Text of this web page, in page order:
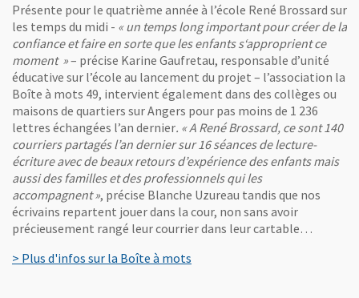
Présente pour le quatrième année à l’école René Brossard sur
les temps du midi - « un temps long important pour créer de la
confiance et faire en sorte que les enfants s‘approprient ce
moment »– précise Karine Gaufretau, responsable d’unité
éducative sur l’école au lancement du projet – l’association la
Boîte à mots 49, intervient également dans des collèges ou
maisons de quartiers sur Angers pour pas moins de 1 236
lettres échangées l’an dernier. « A René Brossard, ce sont 140
courriers partagés l’an dernier sur 16 séances de lecture-
écriture avec de beaux retours d’expérience des enfants mais
aussi des familles et des professionnels qui les
accompagnent », précise Blanche Uzureau tandis que nos
écrivains repartent jouer dans la cour, non sans avoir
précieusement rangé leur courrier dans leur cartable…
> Plus d'infos sur la Boîte à mots